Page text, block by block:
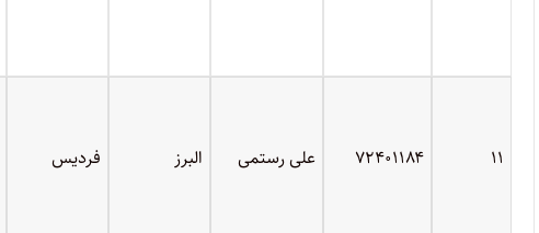
۱۱ ۷۲۴۰۱۱۸۴ علی رستمی البرز فردیس